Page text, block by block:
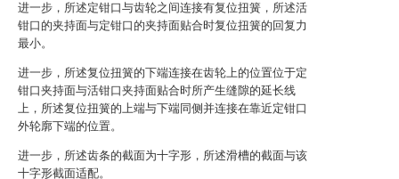
进一步，所述定钳口与齿轮之间连接有复位扭簧，所述活
钳口的夹持面与定钳口的夹持面贴合时复位扭簧的回复力
最小。
进一步，所述复位扭簧的下端连接在齿轮上的位置位于定
钳口夹持面与活钳口夹持面贴合时所产生缝隙的延长线
上，所述复位扭簧的上端与下端同侧并连接在靠近定钳口
外轮廓下端的位置。
进一步，所述齿条的截面为十字形，所述滑槽的截面与该
十字形截面适配。